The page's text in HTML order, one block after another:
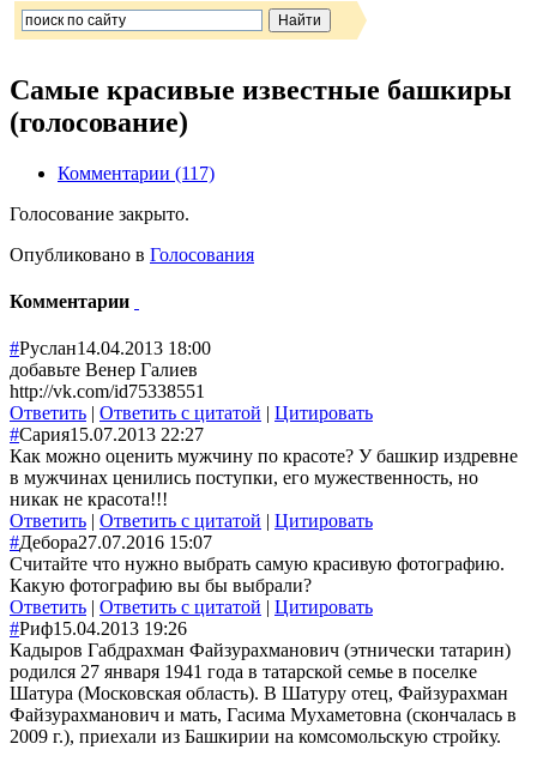
Самые красивые известные башкиры
(голосование)
Комментарии (117)
Голосование закрыто.
Опубликовано в Голосования
Комментарии
#Руслан14.04.2013 18:00
добавьте Венер Галиев
http://vk.com/id75338551
Ответить | Ответить с цитатой | Цитировать
#Сария15.07.2013 22:27
Как можно оценить мужчину по красоте? У башкир издревне
в мужчинах ценились поступки, его мужественность, но
никак не красота!!!
Ответить | Ответить с цитатой | Цитировать
#Дебора27.07.2016 15:07
Считайте что нужно выбрать самую красивую фотографию.
Какую фотографию вы бы выбрали?
Ответить | Ответить с цитатой | Цитировать
#Риф15.04.2013 19:26
Кадыров Габдрахман Файзурахманович (этнически татарин)
родился 27 января 1941 года в татарской семье в поселке
Шатура (Московская область). В Шатуру отец, Файзурахман
Файзурахманович и мать, Гасима Мухаметовна (скончалась в
2009 г.), приехали из Башкирии на комсомольскую стройку.